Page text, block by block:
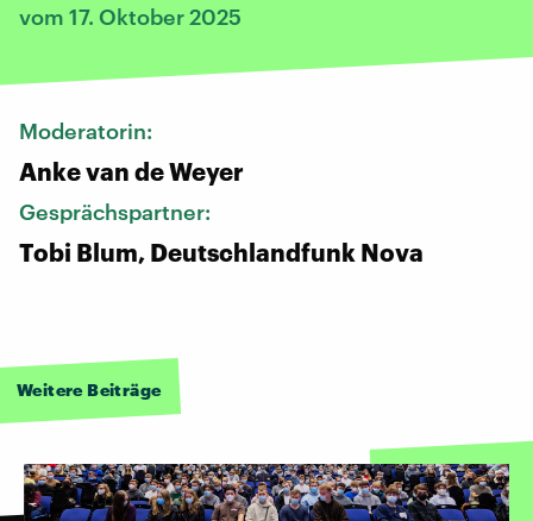
vom 17. Oktober 2025
Moderatorin:
Anke van de Weyer
Gesprächspartner:
Tobi Blum, Deutschlandfunk Nova
Weitere Beiträge